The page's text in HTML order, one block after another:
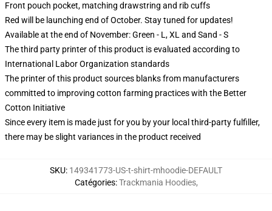
Front pouch pocket, matching drawstring and rib cuffs
Red will be launching end of October. Stay tuned for updates!
Available at the end of November: Green - L, XL and Sand - S
The third party printer of this product is evaluated according to
International Labor Organization standards
The printer of this product sources blanks from manufacturers
committed to improving cotton farming practices with the Better
Cotton Initiative
Since every item is made just for you by your local third-party fulfiller,
there may be slight variances in the product received
SKU: 149341773-US-t-shirt-mhoodie-DEFAULT
Catégories:Trackmania Hoodies,